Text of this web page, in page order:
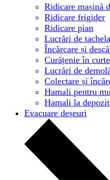
Ridicare mașină
Ridicare frigider
Ridicare pian
Lucrări de
Încărcare și
Curățenie în curte
Lucrări de
Colectare și
Hamali pentru
Hamali la depozit
Evacuare deșeuri